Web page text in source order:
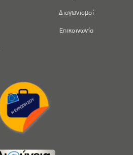
Διαγωνισμοί
Επικοινωνία